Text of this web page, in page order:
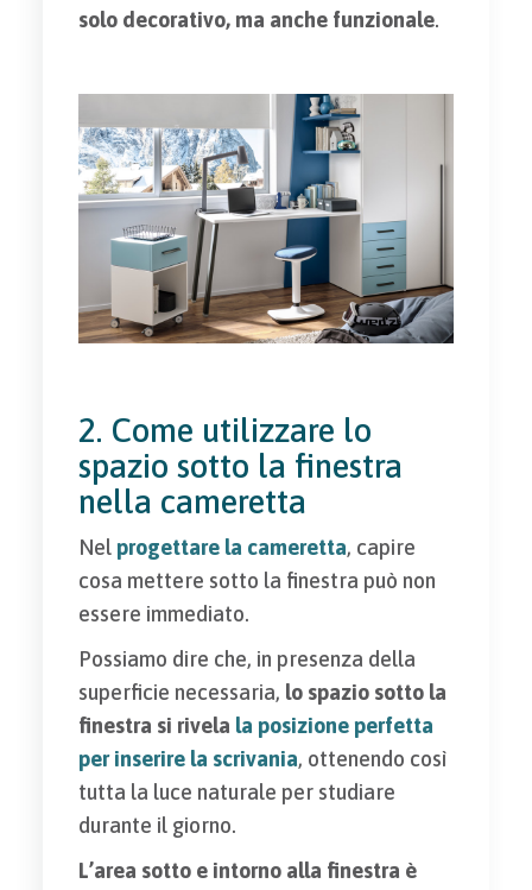
solo decorativo, ma anche funzionale.
2. Come utilizzare lo
spazio sotto la finestra
nella cameretta
Nel progettare la cameretta, capire
cosa mettere sotto la finestra può non
essere immediato.
Possiamo dire che, in presenza della
superficie necessaria, lo spazio sotto la
finestra si rivela la posizione perfetta
per inserire la scrivania, ottenendo così
tutta la luce naturale per studiare
durante il giorno.
L’area sotto e intorno alla finestra è